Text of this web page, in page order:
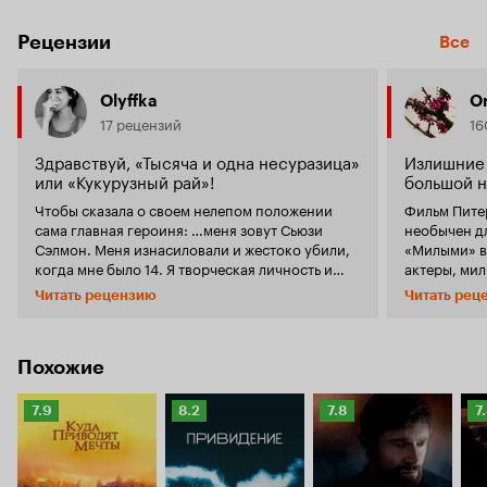
Рецензии Все
Olyffka
17 рецензий
Здравствуй, «Тысяча и одна несуразица»
или «Кукурузный рай»!
Чтобы сказала о своем нелепом положении
сама главная героиня: …меня зовут Сьюзи
Сэлмон. Меня изнасиловали и жестоко убили,
когда мне было 14. Я творческая личность и
потому фотографирую все что вижу.
Конкретней - всякую Ерунду, хоть это и влетает
выглядит старше
порой не замечали на площадке)
веселое время мы проводим с семьей, когда
едем выбрасывать металлолом на старую
смердящую свалку. Огромный овраг с кучей
ржавого хлама почему-то вызывает у нас
Читать рецензию
большой
Фильм
необычен
«Милыми»
актеры,
убийца
любуется
образов.
именно их
провал в прокате. «Милые
можно
Читать
Похожие
Рейтинг
Кинопоиска
7.9
Рейтинг
Кинопоиска
8.2
Рейтинг
Кинопоиска
7.8